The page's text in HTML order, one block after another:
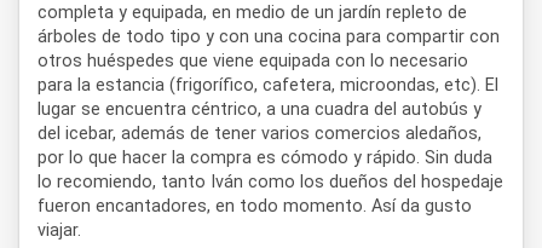
completa y equipada, en medio de un jardín repleto de
árboles de todo tipo y con una cocina para compartir con
otros huéspedes que viene equipada con lo necesario
para la estancia (frigorífico, cafetera, microondas, etc). El
lugar se encuentra céntrico, a una cuadra del autobús y
del icebar, además de tener varios comercios aledaños,
por lo que hacer la compra es cómodo y rápido. Sin duda
lo recomiendo, tanto Iván como los dueños del hospedaje
fueron encantadores, en todo momento. Así da gusto
viajar.